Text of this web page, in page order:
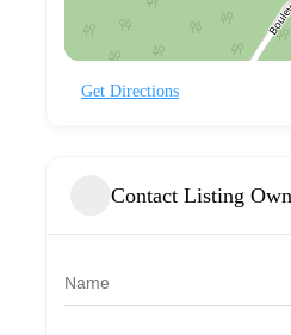
Get Directions
Contact Listing